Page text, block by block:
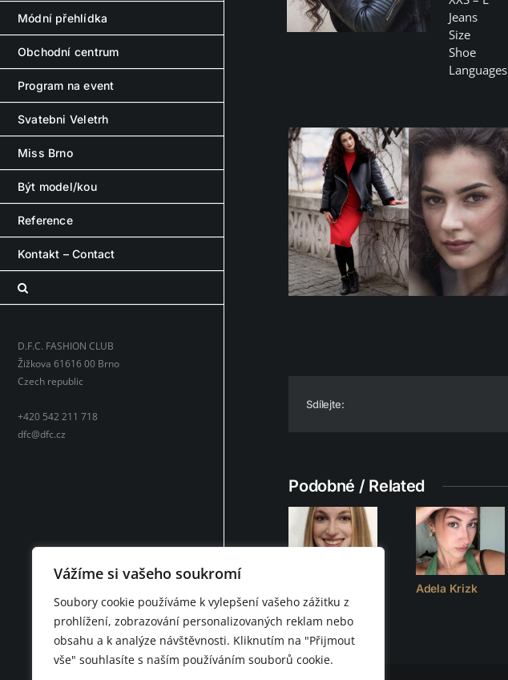
Vážíme si vašeho soukromí
Soubory cookie používáme k vylepšení vašeho zážitku z
prohlížení, zobrazování personalizovaných reklam nebo
obsahu a k analýze návštěvnosti. Kliknutím na "Přijmout
vše" souhlasíte s naším používáním souborů cookie.
Módní přehlídka
Obchodní centrum
Program na event
Svatebni Veletrh
Miss Brno
Být model/kou
Reference
Kontakt – Contact
D.F.C. FASHION CLUB
Žižkova 61616 00 Brno
Czech republic
+420 542 211 718
dfc@dfc.cz
Jeans
Size
Shoe
Languages
Sdílejte:
Podobné / Related
Adela Krizk